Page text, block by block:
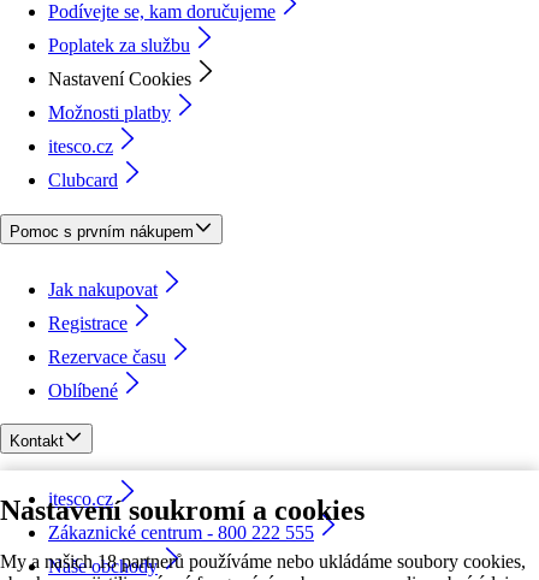
Nastavení soukromí a cookies
My a našich 18 partnerů používáme nebo ukládáme soubory cookies,
Podívejte se, kam doručujeme
Poplatek za službu
Nastavení Cookies
Možnosti platby
itesco.cz
Clubcard
Pomoc s prvním nákupem
Jak nakupovat
Registrace
Rezervace času
Oblíbené
Kontakt
itesco.cz
Zákaznické centrum - 800 222 555
Naše obchody